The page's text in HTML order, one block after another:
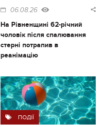
06.08.26
На Рівненщині 62-річний
чоловік після спалювання
стерні потрапив в
реанімацію
ПОДІЇ